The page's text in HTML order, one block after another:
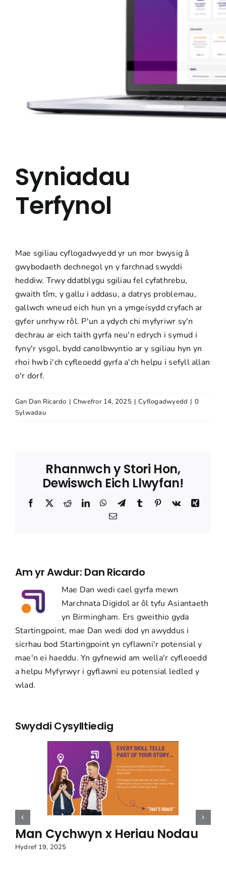
Syniadau
Terfynol
Mae sgiliau cyflogadwyedd yr un mor bwysig â
gwybodaeth dechnegol yn y farchnad swyddi
heddiw. Trwy ddatblygu sgiliau fel cyfathrebu,
gwaith tîm, y gallu i addasu, a datrys problemau,
gallwch wneud eich hun yn a ymgeisydd cryfach ar
gyfer unrhyw rôl. P'un a ydych chi myfyriwr sy'n
dechrau ar eich taith gyrfa neu'n edrych i symud i
fyny'r ysgol, bydd canolbwyntio ar y sgiliau hyn yn
rhoi hwb i'ch cyfleoedd gyrfaa'ch helpu i sefyll allan
o'r dorf.
Gan Dan Ricardo | Chwefror 14, 2025 | Cyflogadwyedd | 0
Sylwadau
Rhannwch y Stori Hon,
Dewiswch Eich Llwyfan!
Facebook
TrydarRedditLinkedInWhatsApp
TelegramTumblr Pinterest
Vk
Xing
Ebost
Am yr Awdur: Dan Ricardo
Mae Dan wedi cael gyrfa mewn
Marchnata Digidol ar ôl tyfu Asiantaeth
yn Birmingham. Ers gweithio gyda
Startingpoint, mae Dan wedi dod yn awyddus i
sicrhau bod Startingpoint yn cyflawni'r potensial y
mae'n ei haeddu. Yn gyfnewid am wella'r cyfleoedd
a helpu Myfyrwyr i gyflawni eu potensial ledled y
wlad.
Swyddi Cysylltiedig
Man Cychwyn x Heriau Nodau
Hydref 19, 2025